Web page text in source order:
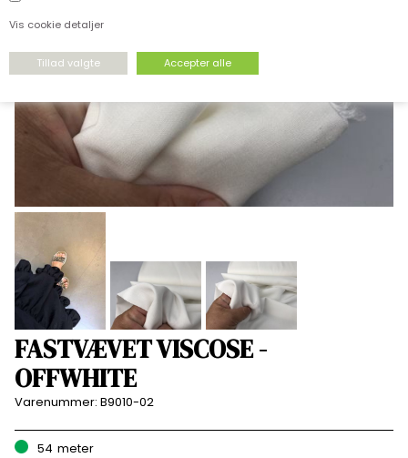
Vis cookie detaljer
FASTVÆVET VISCOSE -
OFFWHITE
Varenummer: B9010-02
54 meter